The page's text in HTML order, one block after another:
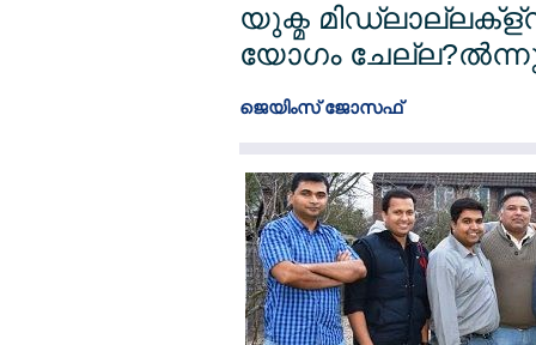
യുക്മ
യോഗം
ജെയിംസ് ജോസഫ്